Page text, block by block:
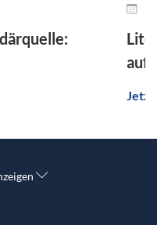
auf
Jetzt